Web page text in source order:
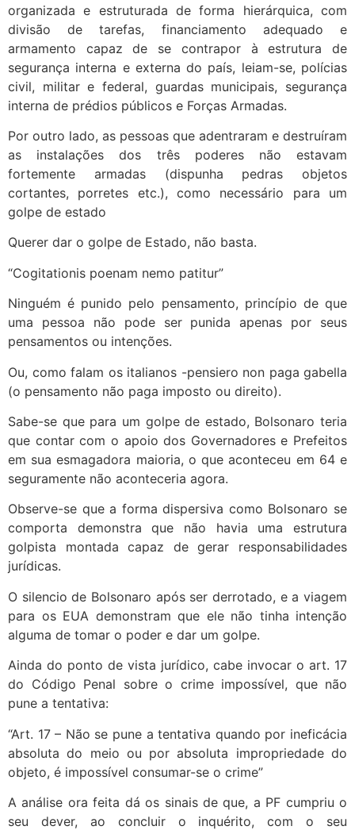
organizada e estruturada de forma hierárquica, com
divisão de tarefas, financiamento adequado e
armamento capaz de se contrapor à estrutura de
segurança interna e externa do país, leiam-se, polícias
civil, militar e federal, guardas municipais, segurança
interna de prédios públicos e Forças Armadas.
Por outro lado, as pessoas que adentraram e destruíram
as instalações dos três poderes não estavam
fortemente armadas (dispunha pedras objetos
cortantes, porretes etc.), como necessário para um
golpe de estado
Querer dar o golpe de Estado, não basta.
“Cogitationis poenam nemo patitur”
Ninguém é punido pelo pensamento, princípio de que
uma pessoa não pode ser punida apenas por seus
pensamentos ou intenções.
Ou, como falam os italianos -pensiero non paga gabella
(o pensamento não paga imposto ou direito).
Sabe-se que para um golpe de estado, Bolsonaro teria
que contar com o apoio dos Governadores e Prefeitos
em sua esmagadora maioria, o que aconteceu em 64 e
seguramente não aconteceria agora.
Observe-se que a forma dispersiva como Bolsonaro se
comporta demonstra que não havia uma estrutura
golpista montada capaz de gerar responsabilidades
jurídicas.
O silencio de Bolsonaro após ser derrotado, e a viagem
para os EUA demonstram que ele não tinha intenção
alguma de tomar o poder e dar um golpe.
Ainda do ponto de vista jurídico, cabe invocar o art. 17
do Código Penal sobre o crime impossível, que não
pune a tentativa:
“Art. 17 – Não se pune a tentativa quando por ineficácia
absoluta do meio ou por absoluta impropriedade do
objeto, é impossível consumar-se o crime”
A análise ora feita dá os sinais de que, a PF cumpriu o
seu dever, ao concluir o inquérito, com o seu